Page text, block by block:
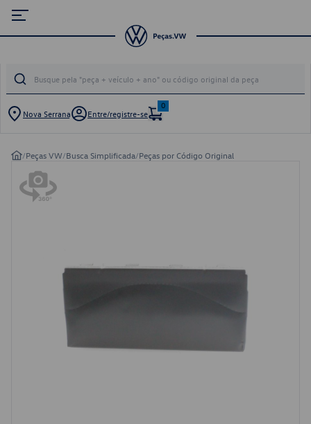
Nova Serrana Entre/registre-se
0
/Peças VW/Busca Simplificada/Peças por Código Original